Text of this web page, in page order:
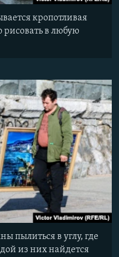
кропотливая
рисовать в любую
пылиться в углу, где
из них найдется